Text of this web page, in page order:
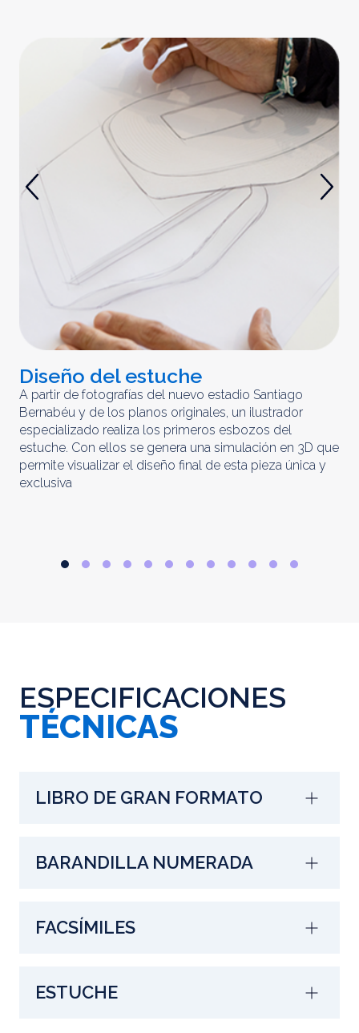
Diseño del estuche
A partir de fotografías del nuevo estadio Santiago
Bernabéu y de los planos originales, un ilustrador
especializado realiza los primeros esbozos del
estuche. Con ellos se genera una simulación en 3D que
permite visualizar el diseño final de esta pieza única y
exclusiva
ESPECIFICACIONES
TÉCNICAS
LIBRO DE GRAN FORMATO
BARANDILLA NUMERADA
FACSÍMILES
ESTUCHE